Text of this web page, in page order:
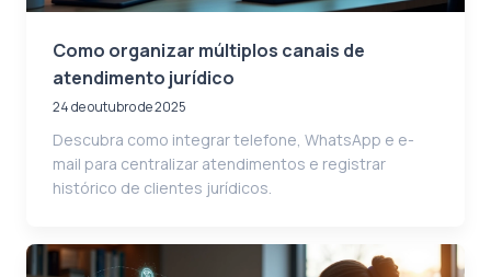
Como organizar múltiplos canais de
atendimento jurídico
24 de outubro de 2025
Descubra como integrar telefone, WhatsApp e e-
mail para centralizar atendimentos e registrar
histórico de clientes jurídicos.